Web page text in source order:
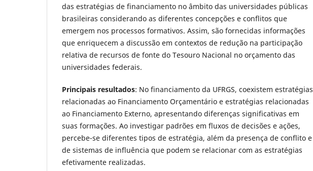
das estratégias de financiamento no âmbito das universidades públicas
brasileiras considerando as diferentes concepções e conflitos que
emergem nos processos formativos. Assim, são fornecidas informações
que enriquecem a discussão em contextos de redução na participação
relativa de recursos de fonte do Tesouro Nacional no orçamento das
universidades federais.
Principais resultados: No financiamento da UFRGS, coexistem estratégias
relacionadas ao Financiamento Orçamentário e estratégias relacionadas
ao Financiamento Externo, apresentando diferenças significativas em
suas formações. Ao investigar padrões em fluxos de decisões e ações,
percebe-se diferentes tipos de estratégia, além da presença de conflito e
de sistemas de influência que podem se relacionar com as estratégias
efetivamente realizadas.